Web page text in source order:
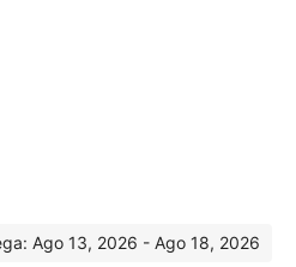
Ago 13, 2026 - Ago 18, 2026